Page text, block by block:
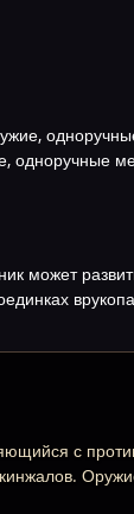
одноручные
может
с